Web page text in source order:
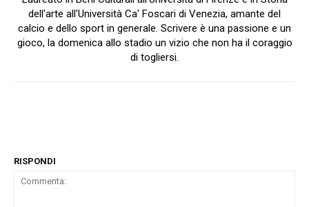
dell'arte all'Università Ca' Foscari di Venezia, amante del
calcio e dello sport in generale. Scrivere è una passione e un
gioco, la domenica allo stadio un vizio che non ha il coraggio
di togliersi.
RISPONDI